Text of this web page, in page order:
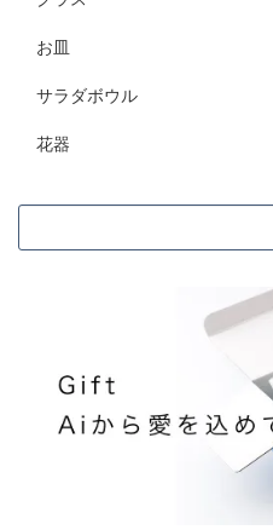
お皿
サラダボウル
花器